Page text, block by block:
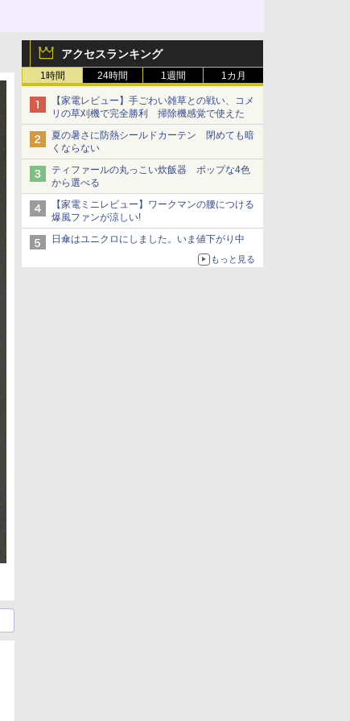
アクセスランキング
1時間 24時間 1週間 1カ月
【家電レビュー】手ごわい雑草との戦い、コメ
リの草刈機で完全勝利 掃除機感覚で使えた
夏の暑さに防熱シールドカーテン 閉めても暗
くならない
ティファールの丸っこい炊飯器 ポップな4色
から選べる
【家電ミニレビュー】ワークマンの腰につける
爆風ファンが涼しい!
日傘はユニクロにしました。いま値下がり中
もっと見る